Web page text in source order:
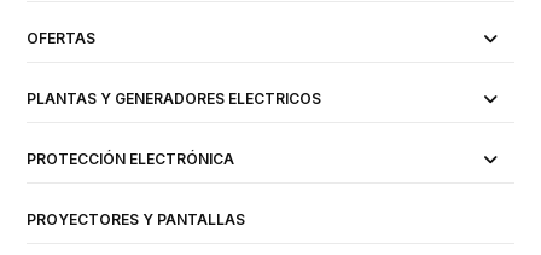
OFERTAS
PLANTAS Y GENERADORES ELECTRICOS
PROTECCIÓN ELECTRÓNICA
PROYECTORES Y PANTALLAS